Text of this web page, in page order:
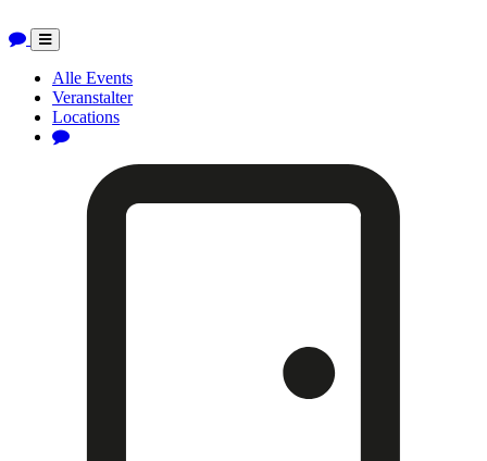
Toggle
navigation
Alle Events
Veranstalter
Locations